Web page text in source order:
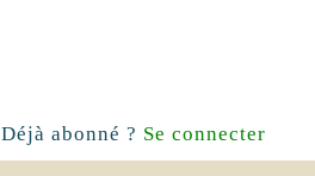
Déjà abonné ? Se connecter